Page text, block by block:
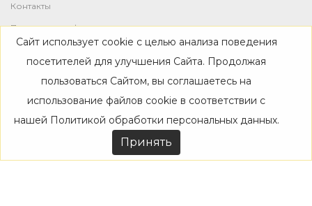
Контакты
Политика конфиденциальности
Магазин
Каталог
Дизайнерам
Акции
Сайт использует cookie с целью анализа поведения
посетителей для улучшения Сайта. Продолжая
пользоваться Сайтом, вы соглашаетесь на
использование файлов cookie в соответствии с
нашей Политикой обработки персональных данных.
Принять